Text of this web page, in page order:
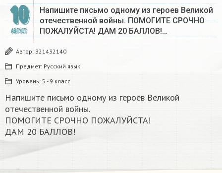
10
АВГУСТ
Напишите письмо одному из героев Великой
отечественной войны. ПОМОГИТЕ СРОЧНО
ПОЖАЛУЙСТА! ДАМ 20 БАЛЛОВ!…
Автор: 321432140
Предмет: Русский язык
Уровень: 5 - 9 класс
Напишите письмо одному из героев Великой
отечественной войны.
ПОМОГИТЕ СРОЧНО ПОЖАЛУЙСТА!
ДАМ 20 БАЛЛОВ!